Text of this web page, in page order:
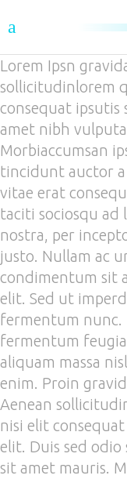
Lorem Ipsn
sollicitudinlorem
consequat ipsutis
amet nibh
Morbiaccumsan
tincidunt auctor a
vitae erat
taciti sociosqu
nostra, per
justo. Nullam ac
condimentum sit
elit. Sed ut
fermentum nunc.
fermentum
aliquam massa
enim. Proin
Aenean
nisi elit
elit. Duis sed
sit amet mauris.